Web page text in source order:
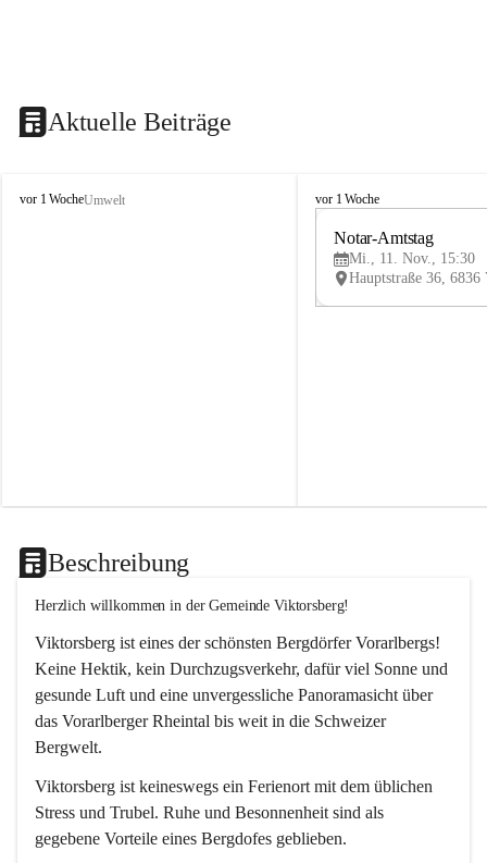
Aktuelle Beiträge
V
vor 1 WocheUmwelt
V
vor 1 Woche
Notar-Amtstag
Mi., 11. Nov., 15:30
Beschreibung
Herzlich willkommen in der Gemeinde Viktorsberg!
Viktorsberg ist eines der schönsten Bergdörfer Vorarlbergs!
Keine Hektik, kein Durchzugsverkehr, dafür viel Sonne und
gesunde Luft und eine unvergessliche Panoramasicht über
das Vorarlberger Rheintal bis weit in die Schweizer
Bergwelt.
Viktorsberg ist keineswegs ein Ferienort mit dem üblichen
Stress und Trubel. Ruhe und Besonnenheit sind als
gegebene Vorteile eines Bergdofes geblieben.